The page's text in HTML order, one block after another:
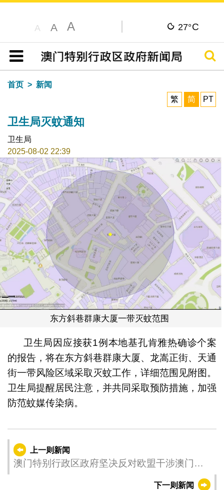
A A A 27°C
目录
搜寻
首页
新闻
繁
简 PT
卫生局灭蚊通知
卫生局
2025-08-02 22:39
东方斜巷群康大厦一带灭蚊范围
卫生局因应接获1例本地基孔肯雅热确诊个案
的报告，将在东方斜巷群康大厦、龙嵩正街、天通
街一带风险区域采取灭蚊工作，详细范围见附图。
卫生局提醒居民注意，并共同采取预防措施，加强
防范蚊媒传染病。
上一则新闻
澳门特别行政区政府坚决反对欧盟干涉澳门特
下一则新闻